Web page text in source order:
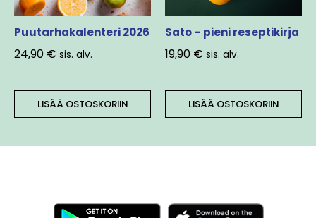
Puutarhakalenteri 2026
24,90 € sis. alv.
LISÄÄ OSTOSKORIIN
Sato – pieni reseptikirja
19,90 € sis. alv.
LISÄÄ OSTOSKORIIN